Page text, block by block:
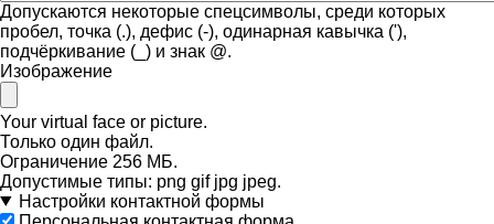
Допускаются некоторые спецсимволы, среди которых
пробел, точка (.), дефис (-), одинарная кавычка ('),
подчёркивание (_) и знак @.
Изображение
Your virtual face or picture.
Только один файл.
Ограничение 256 МБ.
Допустимые типы: png gif jpg jpeg.
Настройки контактной формы